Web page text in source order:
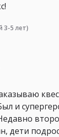
3-5 лет)
и
дети